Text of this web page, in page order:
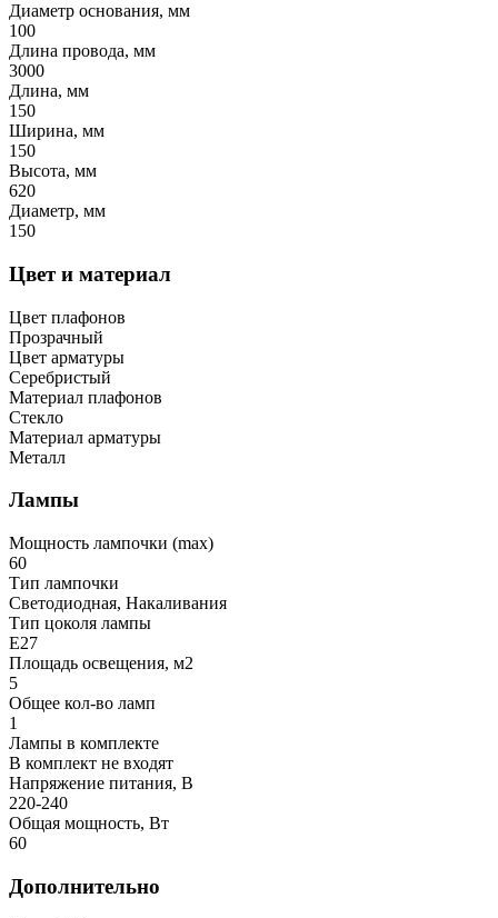
Диаметр основания, мм
100
Длина провода, мм
3000
Длина, мм
150
Ширина, мм
150
Высота, мм
620
Диаметр, мм
150
Цвет и материал
Цвет плафонов
Прозрачный
Цвет арматуры
Серебристый
Материал плафонов
Стекло
Материал арматуры
Металл
Лампы
Мощность лампочки (max)
60
Тип лампочки
Светодиодная, Накаливания
Тип цоколя лампы
E27
Площадь освещения, м2
5
Общее кол-во ламп
1
Лампы в комплекте
В комплект не входят
Напряжение питания, В
220-240
Общая мощность, Вт
60
Дополнительно